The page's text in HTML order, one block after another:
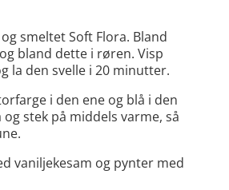
smeltet Soft Flora. Bland
bland dette i røren. Visp
la den svelle i 20 minutter.
i den ene og blå i den
stek på middels varme, så
vaniljekesam og pynter med